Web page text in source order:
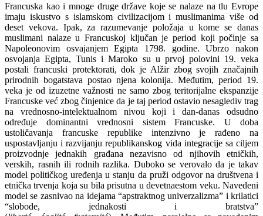
Francuska kao i mnoge druge države koje se nalaze na tlu Evrope
imaju iskustvo s islamskom civilizacijom i muslimanima više od
deset vekova. Ipak, za razumevanje položaja u kome se danas
muslimani nalaze u Francuskoj ključan je period koji počinje sa
Napoleonovim osvajanjem Egipta 1798. godine. Ubrzo nakon
osvojanja Egipta, Tunis i Maroko su u prvoj polovini 19. veka
postali francuski protektorati, dok je Alžir zbog svojih značajnih
prirodnih bogatstava postao njena kolonija. Međutim, period 19.
veka je od izuzetne važnosti ne samo zbog teritorijalne ekspanzije
Francuske već zbog činjenice da je taj period ostavio nesaglediv trag
na vrednosno-intelektualnom nivou koji i dan-danas odsudno
određuje dominantni vrednosni sistem Francuske. U doba
ustoličavanja francuske republike intenzivno je rađeno na
uspostavljanju i razvijanju republikanskog vida integracije sa ciljem
proizvodnje jednakih građana nezavisno od njihovih etničkih,
verskih, rasnih ili rodnih razlika. Duboko se verovalo da je takav
model političkog uređenja u stanju da pruži odgovor na društvena i
etnička trvenja koja su bila prisutna u devetnaestom veku. Navedeni
model se zasnivao na idejama “apstraktnog univerzalizma” i krilatici
“slobode, jednakosti i bratstva”